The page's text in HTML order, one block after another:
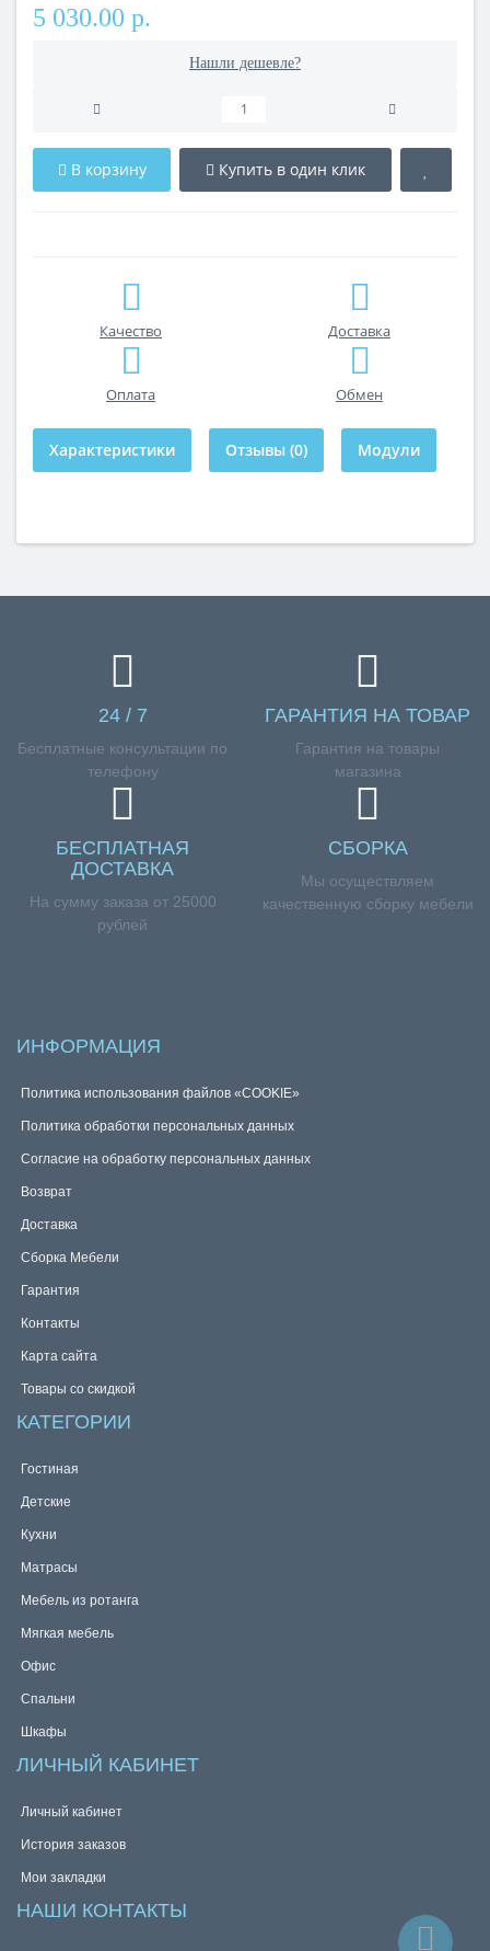
5 030.00 р.
Нашли дешевле?
В корзину Купить в один клик
Качество Доставка
Оплата Обмен
Характеристики Отзывы (0) Модули
24 / 7
Бесплатные консультации по
телефону
ГАРАНТИЯ НА ТОВАР
Гарантия на товары
магазина
БЕСПЛАТНАЯ
ДОСТАВКА
На сумму заказа от 25000
рублей
СБОРКА
Мы осуществляем
качественную сборку мебели
ИНФОРМАЦИЯ
Политика использования файлов «COOKIE»
Политика обработки персональных данных
Согласие на обработку персональных данных
Возврат
Доставка
Сборка Мебели
Гарантия
Контакты
Карта сайта
Товары со скидкой
КАТЕГОРИИ
Гостиная
Детские
Кухни
Матрасы
Мебель из ротанга
Мягкая мебель
Офис
Спальни
Шкафы
ЛИЧНЫЙ КАБИНЕТ
Личный кабинет
История заказов
Мои закладки
НАШИ КОНТАКТЫ